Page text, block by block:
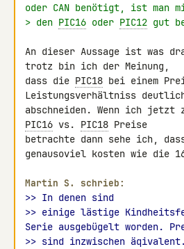
oder CAN benötigt, ist man
> den PIC16 oder PIC12 gut
An dieser Aussage ist was
trotz bin ich der Meinung,
dass die PIC18 bei einem
Leistungsverhältniss
PIC16 vs. PIC18 Preise
betrachte dann sehe ich,
genausoviel kosten wie die
Martin S. schrieb:
>> In denen sind
>> einige lästige
Serie ausgebügelt worden.
>> sind inzwischen äqivalent.